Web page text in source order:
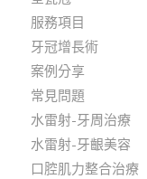
服務項目
牙冠增長術
案例分享
常見問題
水雷射-牙周治療
水雷射-牙齦美容
口腔肌力整合治療